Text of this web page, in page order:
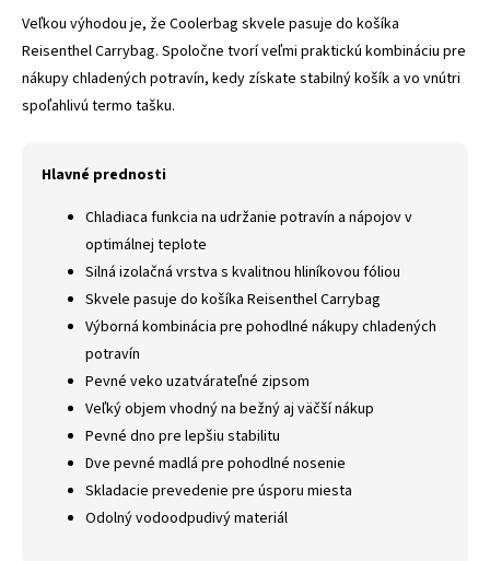
Veľkou výhodou je, že Coolerbag skvele pasuje do košíka
Reisenthel Carrybag. Spoločne tvorí veľmi praktickú kombináciu pre
nákupy chladených potravín, kedy získate stabilný košík a vo vnútri
spoľahlivú termo tašku.
Hlavné prednosti
Chladiaca funkcia na udržanie potravín a nápojov v
optimálnej teplote
Silná izolačná vrstva s kvalitnou hliníkovou fóliou
Skvele pasuje do košíka Reisenthel Carrybag
Výborná kombinácia pre pohodlné nákupy chladených
potravín
Pevné veko uzatvárateľné zipsom
Veľký objem vhodný na bežný aj väčší nákup
Pevné dno pre lepšiu stabilitu
Dve pevné madlá pre pohodlné nosenie
Skladacie prevedenie pre úsporu miesta
Odolný vodoodpudivý materiál